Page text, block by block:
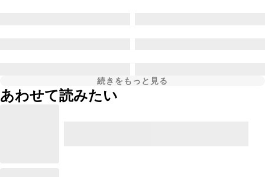
続きをもっと見る
あわせて読みたい